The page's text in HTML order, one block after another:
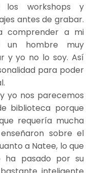
los workshops y
antes de grabar.
comprender a mi
un hombre muy
y yo no lo soy. Así
para poder
yo nos parecemos
biblioteca porque
requería mucha
sobre el
a Natee, lo que
ha pasado por su